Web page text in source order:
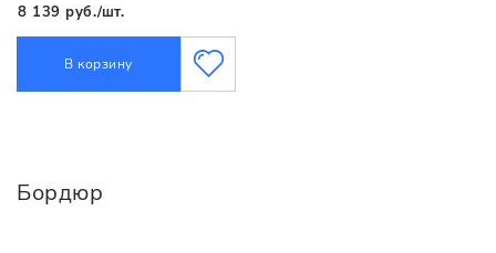
8 139 руб./шт.
В корзину
Бордюр